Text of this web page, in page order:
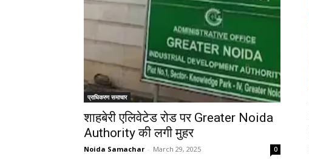
प्राधिकरण समाचार
शाहबेरी एलिवेटेड रोड पर Greater Noida
Authority की लगी मुहर
Noida Samachar - March 29, 2025 0